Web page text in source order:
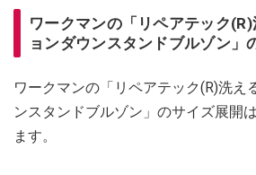
ワークマンの「リペアテック
ョンダウンスタンドブルゾン」
ワークマンの「リペアテック(R)洗え
ンスタンドブルゾン」のサイズ展開
ます。